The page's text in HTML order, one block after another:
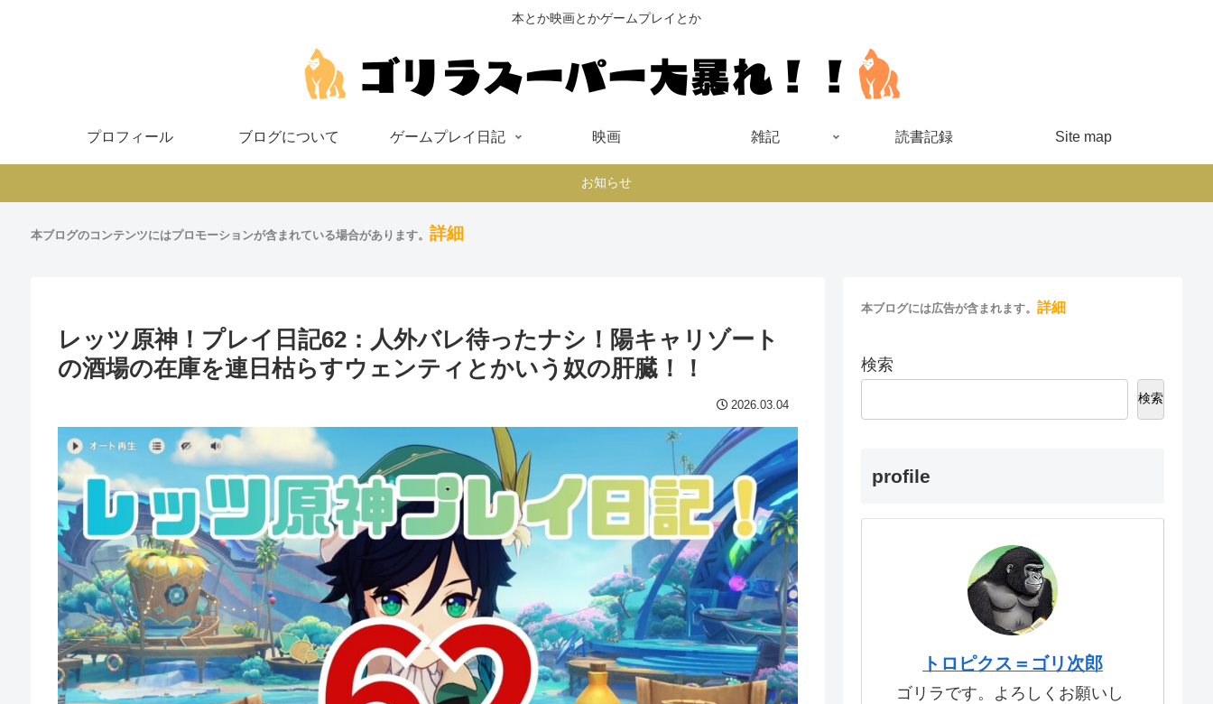
本とか映画とかゲームプレイとか
プロフィール ブログについて ゲームプレイ日記 映画 雑記 読書記録 Site map
お知らせ
本ブログのコンテンツにはプロモーションが含まれている場合があります。 詳細
レッツ原神！プレイ日記62：人外バレ待ったナシ！陽キャリゾート
の酒場の在庫を連日枯らすウェンティとかいう奴の肝臓！！
2026.03.04
本ブログには広告が含まれます。 詳細
検索
検索
profile
トロピクス＝ゴリ次郎
ゴリラです。よろしくお願いし